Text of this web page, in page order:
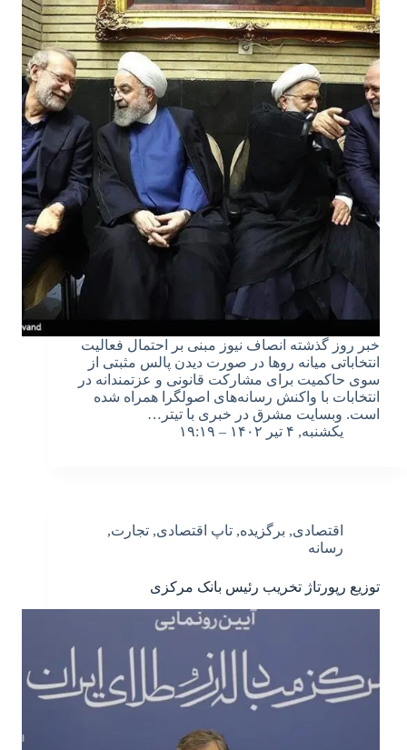
خبر روز گذشته انصاف نیوز مبنی بر احتمال فعالیت
انتخاباتی میانه روها در صورت دیدن پالس مثبتی از
سوی حاکمیت برای مشارکت قانونی و عزتمندانه در
انتخابات با واکنش رسانه‌های اصولگرا همراه شده
است. وبسایت مشرق در خبری با تیتر…
یکشنبه, ۴ تیر ۱۴۰۲ – ۱۹:۱۹
اقتصادی, برگزیده, تاپ اقتصادی, تجارت,
رسانه
توزیع رپورتاژ تخریب رئیس بانک مرکزی